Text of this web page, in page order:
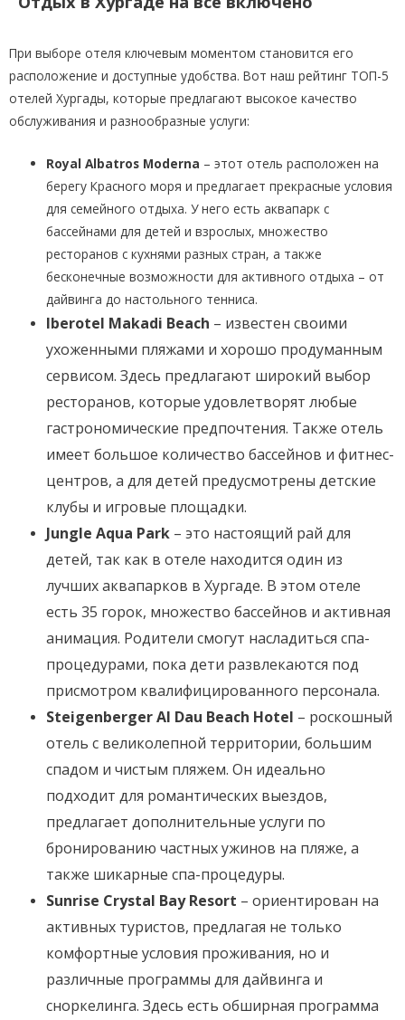
При выборе отеля ключевым моментом становится его
расположение и доступные удобства. Вот наш рейтинг ТОП-5
отелей Хургады, которые предлагают высокое качество
обслуживания и разнообразные услуги:
Royal Albatros Moderna – этот отель расположен на
берегу Красного моря и предлагает прекрасные условия
для семейного отдыха. У него есть аквапарк с
бассейнами для детей и взрослых, множество
ресторанов с кухнями разных стран, а также
бесконечные возможности для активного отдыха – от
дайвинга до настольного тенниса.
Iberotel Makadi Beach – известен своими
ухоженными пляжами и хорошо продуманным
сервисом. Здесь предлагают широкий выбор
ресторанов, которые удовлетворят любые
гастрономические предпочтения. Также отель
имеет большое количество бассейнов и фитнес-
центров, а для детей предусмотрены детские
клубы и игровые площадки.
Jungle Aqua Park – это настоящий рай для
детей, так как в отеле находится один из
лучших аквапарков в Хургаде. В этом отеле
есть 35 горок, множество бассейнов и активная
анимация. Родители смогут насладиться спа-
процедурами, пока дети развлекаются под
присмотром квалифицированного персонала.
Steigenberger Al Dau Beach Hotel – роскошный
отель с великолепной территории, большим
спадом и чистым пляжем. Он идеально
подходит для романтических выездов,
предлагает дополнительные услуги по
бронированию частных ужинов на пляже, а
также шикарные спа-процедуры.
Sunrise Crystal Bay Resort – ориентирован на
активных туристов, предлагая не только
комфортные условия проживания, но и
различные программы для дайвинга и
сноркелинга. Здесь есть обширная программа